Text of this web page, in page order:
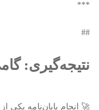
***
##
نتیجه‌گیری:
🚀 انجام پایان‌نامه